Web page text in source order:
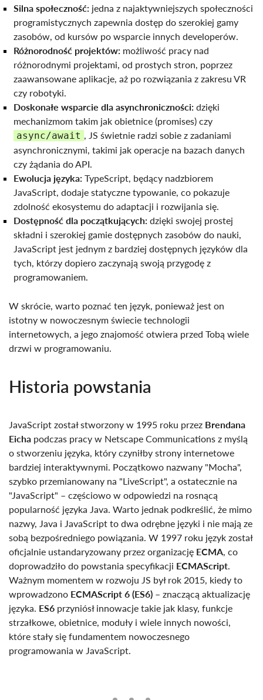
Silna społeczność: jedna z najaktywniejszych społeczności
programistycznych zapewnia dostęp do szerokiej gamy
zasobów, od kursów po wsparcie innych developerów.
Różnorodność projektów: możliwość pracy nad
różnorodnymi projektami, od prostych stron, poprzez
zaawansowane aplikacje, aż po rozwiązania z zakresu VR
czy robotyki.
Doskonałe wsparcie dla asynchroniczności:dzięki
mechanizmom takim jak obietnice (promises) czy
async/await , JS świetnie radzi sobie z zadaniami
asynchronicznymi, takimi jak operacje na bazach danych
czy żądania do API.
Ewolucja języka:TypeScript, będący nadzbiorem
JavaScript, dodaje statyczne typowanie, co pokazuje
zdolność ekosystemu do adaptacji i rozwijania się.
Dostępność dla początkujących:dzięki swojej prostej
składni i szerokiej gamie dostępnych zasobów do nauki,
JavaScript jest jednym z bardziej dostępnych języków dla
tych, którzy dopiero zaczynają swoją przygodę z
programowaniem.
W skrócie, warto poznać ten język, ponieważ jest on
istotny w nowoczesnym świecie technologii
internetowych, a jego znajomość otwiera przed Tobą wiele
drzwi w programowaniu.
Historia powstania
JavaScript został stworzony w 1995 roku przez Brendana
Eicha podczas pracy w Netscape Communications z myślą
o stworzeniu języka, który czyniłby strony internetowe
bardziej interaktywnymi. Początkowo nazwany "Mocha",
szybko przemianowany na "LiveScript", a ostatecznie na
"JavaScript" – częściowo w odpowiedzi na rosnącą
popularność języka Java. Warto jednak podkreślić, że mimo
nazwy, Java i JavaScript to dwa odrębne języki i nie mają ze
sobą bezpośredniego powiązania. W 1997 roku język został
oficjalnie ustandaryzowany przez organizację ECMA, co
doprowadziło do powstania specyfikacji ECMAScript.
Ważnym momentem w rozwoju JS był rok 2015, kiedy to
wprowadzono ECMAScript 6 (ES6) – znaczącą aktualizację
języka. ES6 przyniósł innowacje takie jak klasy, funkcje
strzałkowe, obietnice, moduły i wiele innych nowości,
które stały się fundamentem nowoczesnego
programowania w JavaScript.